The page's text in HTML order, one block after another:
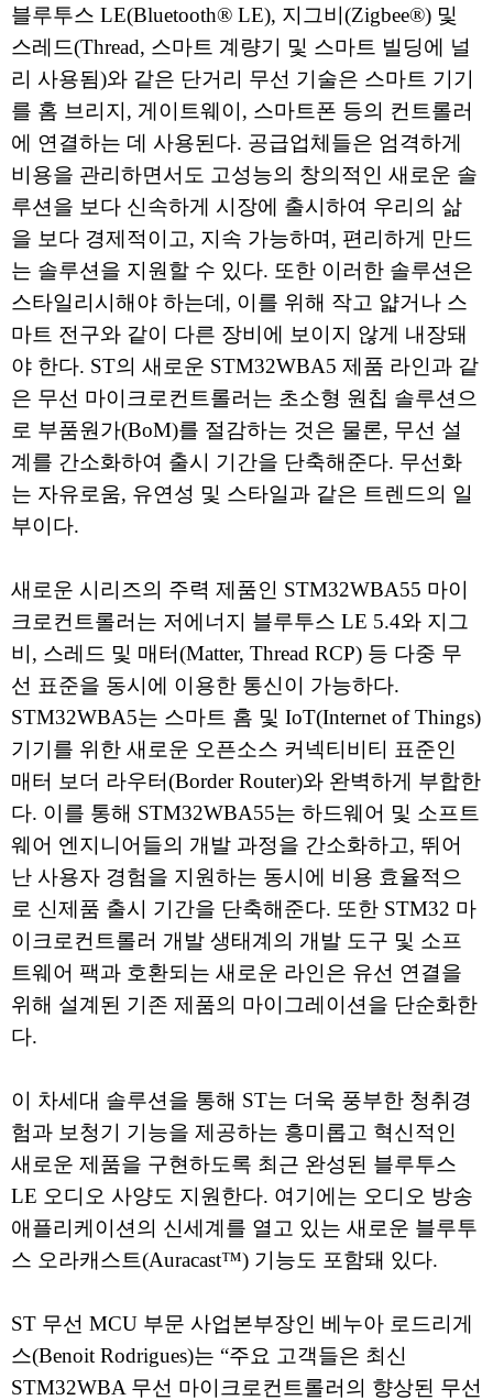
블루투스 LE(Bluetooth® LE), 지그비(Zigbee®) 및
스레드(Thread, 스마트 계량기 및 스마트 빌딩에 널
리 사용됨)와 같은 단거리 무선 기술은 스마트 기기
를 홈 브리지, 게이트웨이, 스마트폰 등의 컨트롤러
에 연결하는 데 사용된다. 공급업체들은 엄격하게
비용을 관리하면서도 고성능의 창의적인 새로운 솔
루션을 보다 신속하게 시장에 출시하여 우리의 삶
을 보다 경제적이고, 지속 가능하며, 편리하게 만드
는 솔루션을 지원할 수 있다. 또한 이러한 솔루션은
스타일리시해야 하는데, 이를 위해 작고 얇거나 스
마트 전구와 같이 다른 장비에 보이지 않게 내장돼
야 한다. ST의 새로운 STM32WBA5 제품 라인과 같
은 무선 마이크로컨트롤러는 초소형 원칩 솔루션으
로 부품원가(BoM)를 절감하는 것은 물론, 무선 설
계를 간소화하여 출시 기간을 단축해준다. 무선화
는 자유로움, 유연성 및 스타일과 같은 트렌드의 일
부이다.
새로운 시리즈의 주력 제품인 STM32WBA55 마이
크로컨트롤러는 저에너지 블루투스 LE 5.4와 지그
비, 스레드 및 매터(Matter, Thread RCP) 등 다중 무
선 표준을 동시에 이용한 통신이 가능하다.
STM32WBA5는 스마트 홈 및 IoT(Internet of Things)
기기를 위한 새로운 오픈소스 커넥티비티 표준인
매터 보더 라우터(Border Router)와 완벽하게 부합한
다. 이를 통해 STM32WBA55는 하드웨어 및 소프트
웨어 엔지니어들의 개발 과정을 간소화하고, 뛰어
난 사용자 경험을 지원하는 동시에 비용 효율적으
로 신제품 출시 기간을 단축해준다. 또한 STM32 마
이크로컨트롤러 개발 생태계의 개발 도구 및 소프
트웨어 팩과 호환되는 새로운 라인은 유선 연결을
위해 설계된 기존 제품의 마이그레이션을 단순화한
다.
이 차세대 솔루션을 통해 ST는 더욱 풍부한 청취경
험과 보청기 기능을 제공하는 흥미롭고 혁신적인
새로운 제품을 구현하도록 최근 완성된 블루투스
LE 오디오 사양도 지원한다. 여기에는 오디오 방송
애플리케이션의 신세계를 열고 있는 새로운 블루투
스 오라캐스트(Auracast™) 기능도 포함돼 있다.
ST 무선 MCU 부문 사업본부장인 베누아 로드리게
스(Benoit Rodrigues)는 “주요 고객들은 최신
STM32WBA 무선 마이크로컨트롤러의 향상된 무선